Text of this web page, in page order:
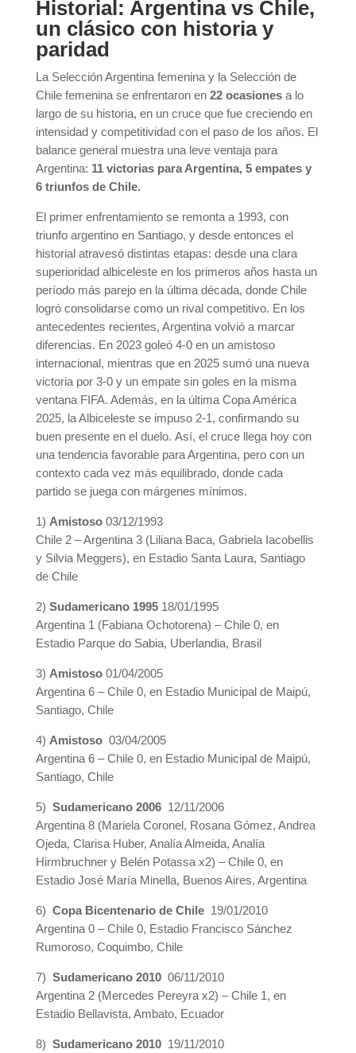
Historial: Argentina vs Chile,
un clásico con historia y
paridad
La Selección Argentina femenina y la Selección de
Chile femenina se enfrentaron en 22 ocasionesa lo
largo de su historia, en un cruce que fue creciendo en
intensidad y competitividad con el paso de los años. El
balance general muestra una leve ventaja para
Argentina: 11 victorias para Argentina, 5 empates y
6 triunfos de Chile.
El primer enfrentamiento se remonta a 1993, con
triunfo argentino en Santiago, y desde entonces el
historial atravesó distintas etapas: desde una clara
superioridad albiceleste en los primeros años hasta un
período más parejo en la última década, donde Chile
logró consolidarse como un rival competitivo. En los
antecedentes recientes, Argentina volvió a marcar
diferencias. En 2023 goleó 4-0 en un amistoso
internacional, mientras que en 2025 sumó una nueva
victoria por 3-0 y un empate sin goles en la misma
ventana FIFA. Además, en la última Copa América
2025, la Albiceleste se impuso 2-1, confirmando su
buen presente en el duelo. Así, el cruce llega hoy con
una tendencia favorable para Argentina, pero con un
contexto cada vez más equilibrado, donde cada
partido se juega con márgenes mínimos.
1) Amistoso 03/12/1993
Chile 2 – Argentina 3 (Liliana Baca, Gabriela Iacobellis
y Silvia Meggers), en Estadio Santa Laura, Santiago
de Chile
2) Sudamericano 1995 18/01/1995
Argentina 1 (Fabiana Ochotorena) – Chile 0, en
Estadio Parque do Sabia, Uberlandia, Brasil
3) Amistoso 01/04/2005
Argentina 6 – Chile 0, en Estadio Municipal de Maipú,
Santiago, Chile
4) Amistoso 03/04/2005
Argentina 6 – Chile 0, en Estadio Municipal de Maipú,
Santiago, Chile
5) Sudamericano 2006 12/11/2006
Argentina 8 (Mariela Coronel, Rosana Gómez, Andrea
Ojeda, Clarisa Huber, Analía Almeida, Analía
Hirmbruchner y Belén Potassa x2) – Chile 0, en
Estadio José María Minella, Buenos Aires, Argentina
6) Copa Bicentenario de Chile 19/01/2010
Argentina 0 – Chile 0, Estadio Francisco Sánchez
Rumoroso, Coquimbo, Chile
7) Sudamericano 2010 06/11/2010
Argentina 2 (Mercedes Pereyra x2) – Chile 1, en
Estadio Bellavista, Ambato, Ecuador
8) Sudamericano 2010 19/11/2010